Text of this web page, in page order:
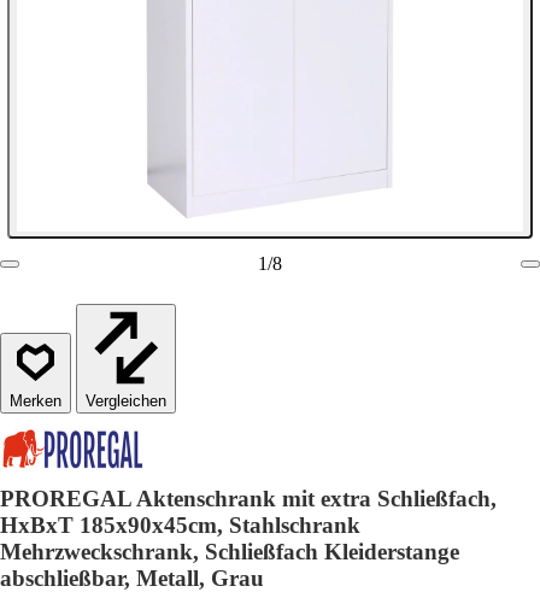
1/8
Vergleichen
PROREGAL Aktenschrank mit extra Schließfach,
HxBxT 185x90x45cm, Stahlschrank
Mehrzweckschrank, Schließfach Kleiderstange
abschließbar, Metall, Grau